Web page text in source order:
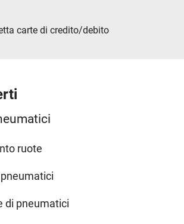
carte di credito/debito
ruote
di pneumatici